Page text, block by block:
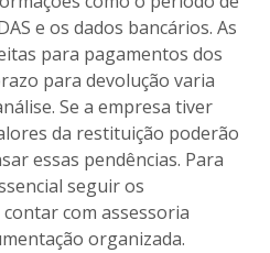
e os dados bancários. As
para pagamentos dos
para devolução varia
Se a empresa tiver
da restituição poderão
essas pendências. Para
seguir os
com assessoria
organizada.